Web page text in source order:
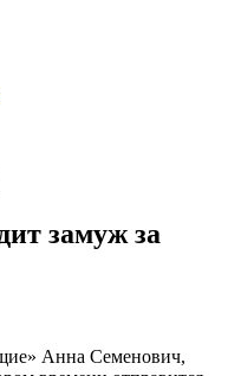
замуж за
Анна Семенович,